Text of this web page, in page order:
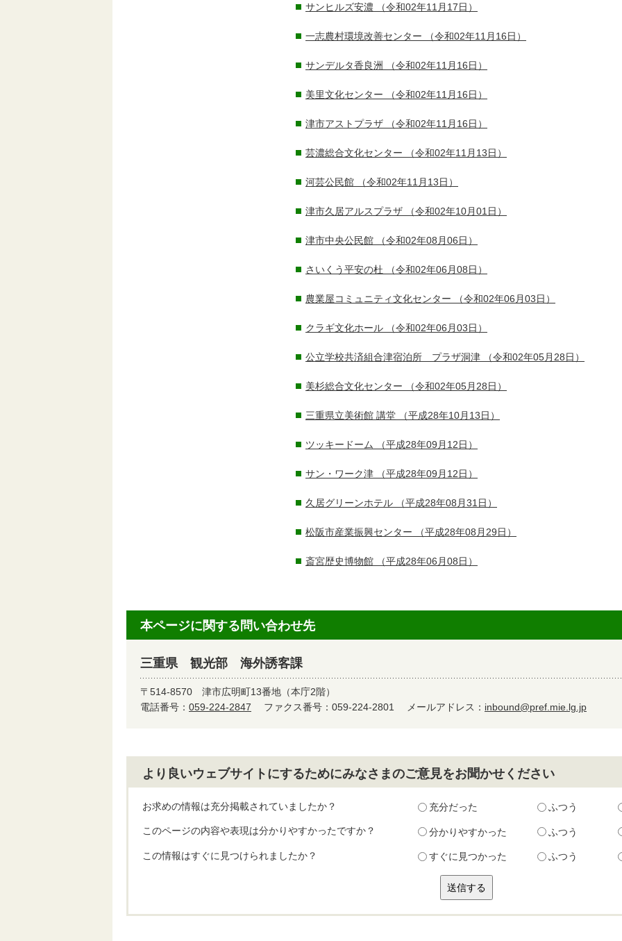
サンヒルズ安濃 （令和02年11月17日）
一志農村環境改善センター （令和02年11月16日）
サンデルタ香良洲 （令和02年11月16日）
美里文化センター （令和02年11月16日）
津市アストプラザ （令和02年11月16日）
芸濃総合文化センター （令和02年11月13日）
河芸公民館 （令和02年11月13日）
津市久居アルスプラザ （令和02年10月01日）
津市中央公民館 （令和02年08月06日）
さいくう平安の杜 （令和02年06月08日）
農業屋コミュニティ文化センター （令和02年06月03日）
クラギ文化ホール （令和02年06月03日）
公立学校共済組合津宿泊所 プラザ洞津 （令和02年05月28日）
美杉総合文化センター （令和02年05月28日）
三重県立美術館 講堂 （平成28年10月13日）
ツッキードーム （平成28年09月12日）
サン・ワーク津 （平成28年09月12日）
久居グリーンホテル （平成28年08月31日）
松阪市産業振興センター （平成28年08月29日）
斎宮歴史博物館 （平成28年06月08日）
本ページに関する問い合わせ先
三重県 観光部 海外誘客課
〒514-8570 津市広明町13番地（本庁2階）
電話番号： 059-224-2847 ファクス番号：059-224-2801 メールアドレス： inbound@pref.mie.lg.jp
より良いウェブサイトにするためにみなさまのご意見をお聞かせください
お求めの情報は充分掲載されていましたか？ 充分だった ふつう
このページの内容や表現は分かりやすかったですか？ 分かりやすかった ふつう
この情報はすぐに見つけられましたか？ すぐに見つかった ふつう